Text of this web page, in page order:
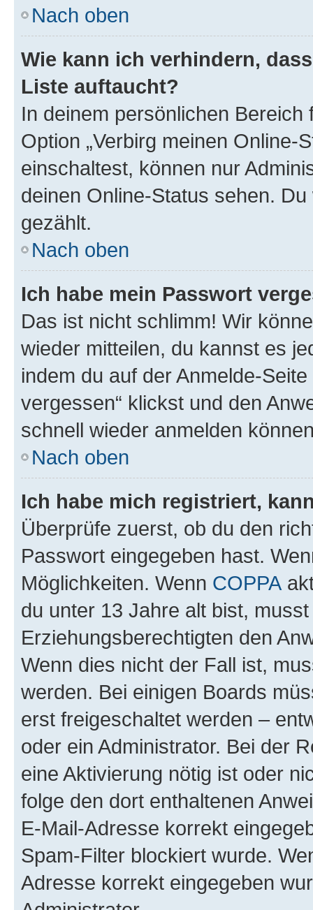
Nach oben
Wie kann ich verhindern,
Liste auftaucht?
In deinem persönlichen
Option „Verbirg meinen Online-
einschaltest, können nur
deinen Online-Status sehen.
gezählt.
Nach oben
Ich habe mein Passwort
Das ist nicht schlimm! Wir
wieder mitteilen, du kannst es
indem du auf der Anmelde-
vergessen“ klickst und den
schnell wieder anmelden
Nach oben
Ich habe mich registriert,
Überprüfe zuerst, ob du den
Passwort eingegeben hast.
Möglichkeiten. Wenn COPPA
du unter 13 Jahre alt bist,
Erziehungsberechtigten den
Wenn dies nicht der Fall ist,
werden. Bei einigen Boards
erst freigeschaltet werden –
oder ein Administrator. Bei der
eine Aktivierung nötig ist oder
folge den dort enthaltenen
E-Mail-Adresse korrekt
Spam-Filter blockiert wurde.
Adresse korrekt eingegeben